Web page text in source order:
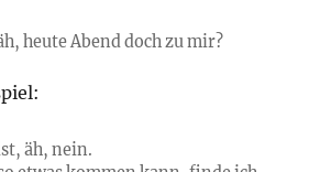
heute Abend doch zu mir?
äh, nein.